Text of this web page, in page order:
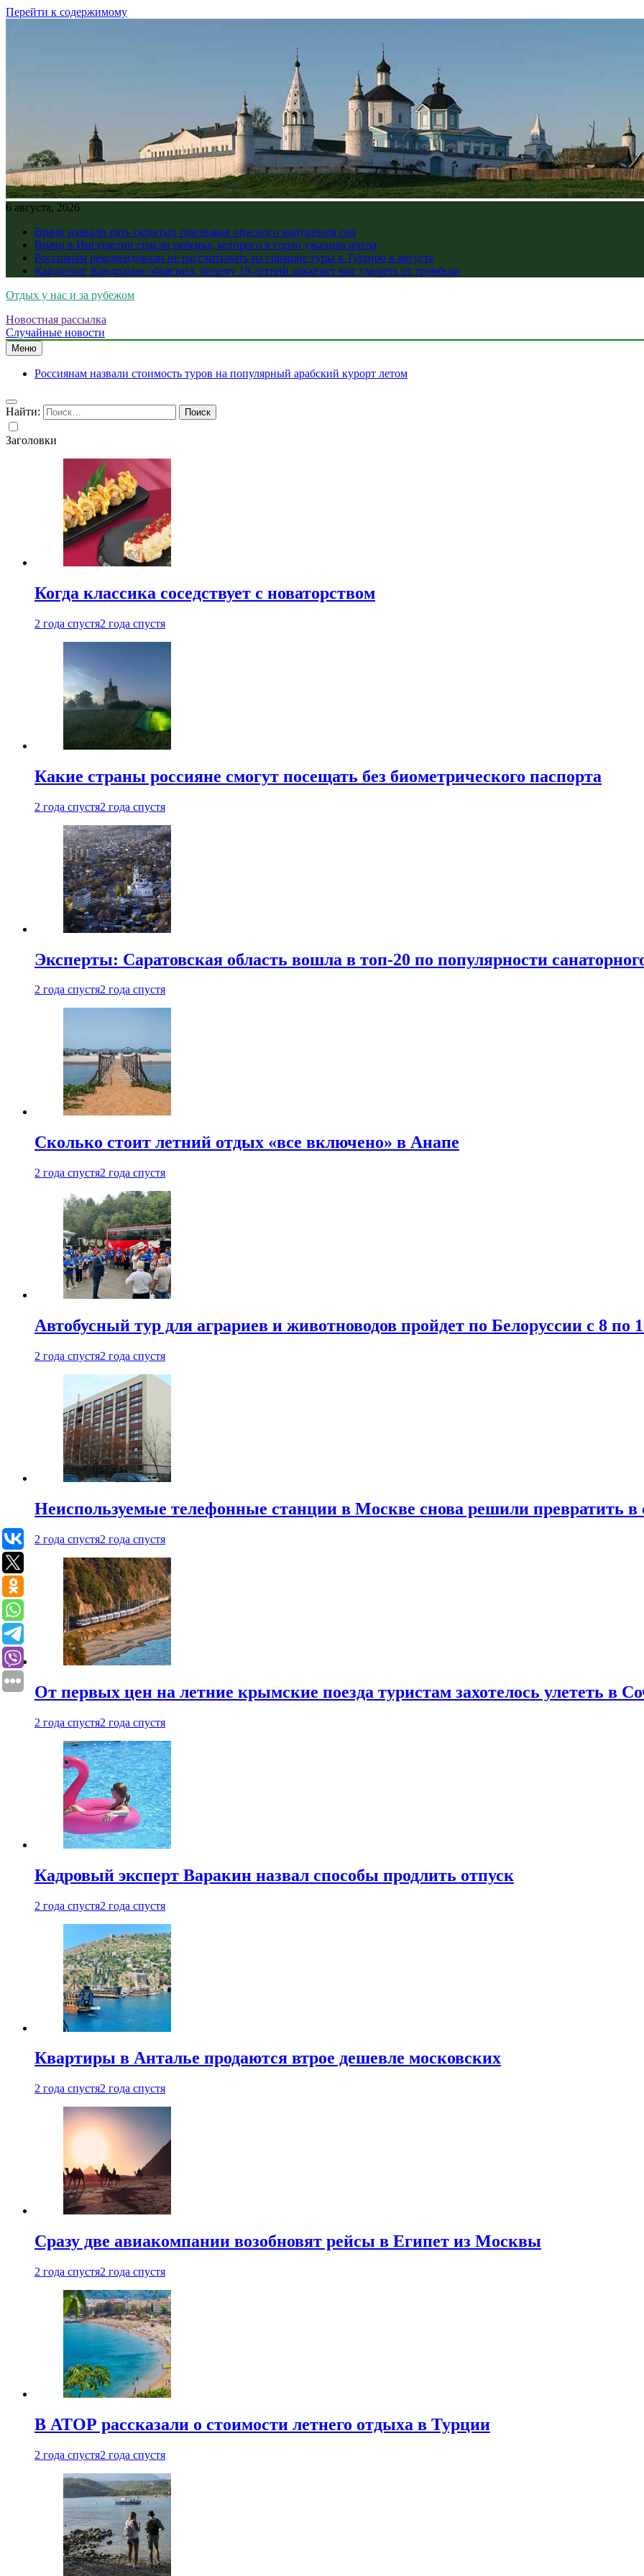
Перейти к содержимому
6 августа, 2026
Врачи назвали пять скрытых признаков опасного нарушения сна
Врачи в Ингушетии спасли ребенка, которого в горло ужалила пчела
Россиянам рекомендовали не рассчитывать на горящие туры в Турцию в августе
Кардиолог Кондрахин объяснил, почему 19-летний хоккеист мог умереть от тромбоза
Отдых у нас и за рубежом
Новостная рассылка
Случайные новости
Меню
Россиянам назвали стоимость туров на популярный арабский курорт летом
Найти:
Заголовки
Когда классика соседствует с новаторством
2 года спустя2 года спустя
Какие страны россияне смогут посещать без биометрического паспорта
2 года спустя2 года спустя
Эксперты: Саратовская область вошла в топ-20 по популярности
2 года спустя2 года спустя
Сколько стоит летний отдых «все включено» в Анапе
2 года спустя2 года спустя
Автобусный тур для аграриев и животноводов пройдет по Белоруссии с 8 по
2 года спустя2 года спустя
Неиспользуемые телефонные станции в Москве снова решили превратить в
2 года спустя2 года спустя
От первых цен на летние крымские поезда туристам захотелось улететь в
2 года спустя2 года спустя
Кадровый эксперт Варакин назвал способы продлить отпуск
2 года спустя2 года спустя
Квартиры в Анталье продаются втрое дешевле московских
2 года спустя2 года спустя
Сразу две авиакомпании возобновят рейсы в Египет из Москвы
2 года спустя2 года спустя
В АТОР рассказали о стоимости летнего отдыха в Турции
2 года спустя2 года спустя